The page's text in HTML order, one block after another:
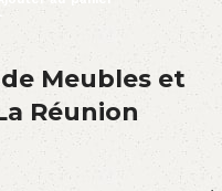
Meubles et
Réunion